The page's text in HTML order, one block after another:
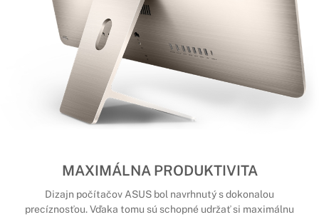
MAXIMÁLNA PRODUKTIVITA
Dizajn počítačov ASUS bol navrhnutý s dokonalou
precíznosťou. Vďaka tomu sú schopné udržať si maximálnu